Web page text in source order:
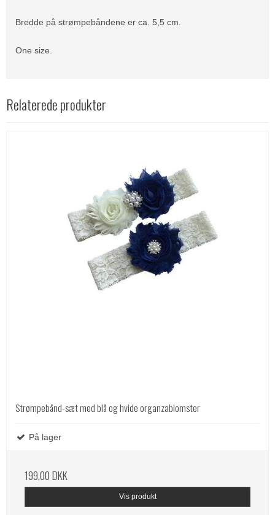
Bredde på strømpebåndene er ca. 5,5 cm.
One size.
Relaterede produkter
Strømpebånd-sæt med blå og hvide organzablomster
På lager
199,00 DKK
Vis produkt